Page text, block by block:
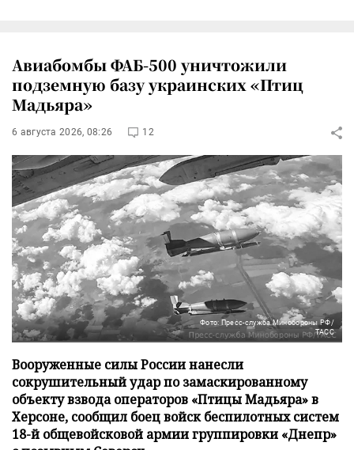
Авиабомбы ФАБ-500 уничтожили
подземную базу украинских «Птиц
Мадьяра»
6 августа 2026, 08:26 12
Фото: Пресс-служба Минобороны РФ/
ТАСС
Вооруженные силы России нанесли
сокрушительный удар по замаскированному
объекту взвода операторов «Птицы Мадьяра» в
Херсоне, сообщил боец войск беспилотных систем
18-й общевойсковой армии группировки «Днепр»